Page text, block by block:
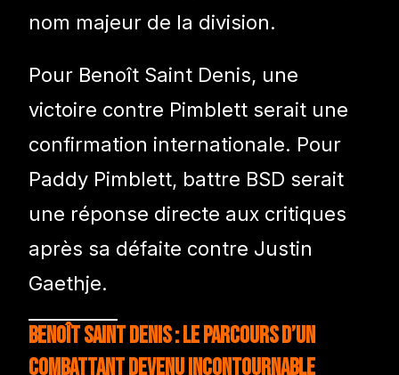
nom majeur de la division.
Pour Benoît Saint Denis, une
victoire contre Pimblett serait une
confirmation internationale. Pour
Paddy Pimblett, battre BSD serait
une réponse directe aux critiques
après sa défaite contre Justin
Gaethje.
Benoît Saint Denis : le parcours d’un
combattant devenu incontournable